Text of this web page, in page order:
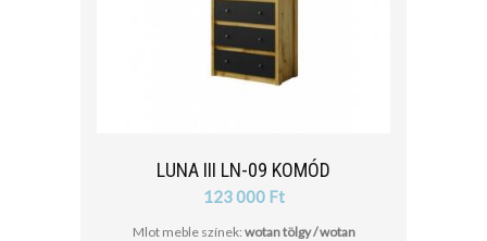
LUNA III LN-09 KOMÓD
123 000 Ft
Mlot meble színek: wotan tölgy / wotan